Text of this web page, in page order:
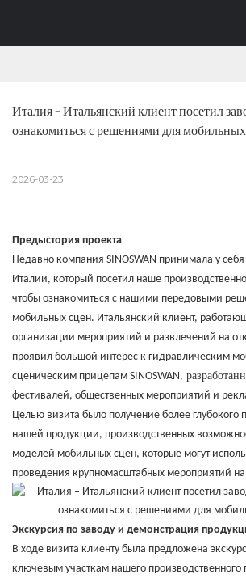
Италия – Итальянский клиент посетил
ознакомиться с решениями для
2026-03-23
Предыстория проекта
Недавно компания SINOSWAN принимала у
Италии, который посетил наше
чтобы ознакомиться с нашими передовыми
мобильных сцен. Итальянский клиент,
организации мероприятий и развлечений на
проявил большой интерес к гидравлическим
сценическим прицепам SINOSWAN,
фестивалей, общественных мероприятий и
Целью визита было получение более глубокого
нашей продукции, производственных
моделей мобильных сцен, которые могут
проведения крупномасштабных мероприятий
Экскурсия по заводу и демонстрация
В ходе визита клиенту была предложена
ключевым участкам нашего производственного